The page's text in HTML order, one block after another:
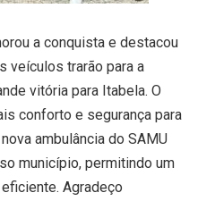
a conquista e destacou
veículos trarão para a
vitória para Itabela. O
conforto e segurança para
ambulância do SAMU
município, permitindo um
Agradeço